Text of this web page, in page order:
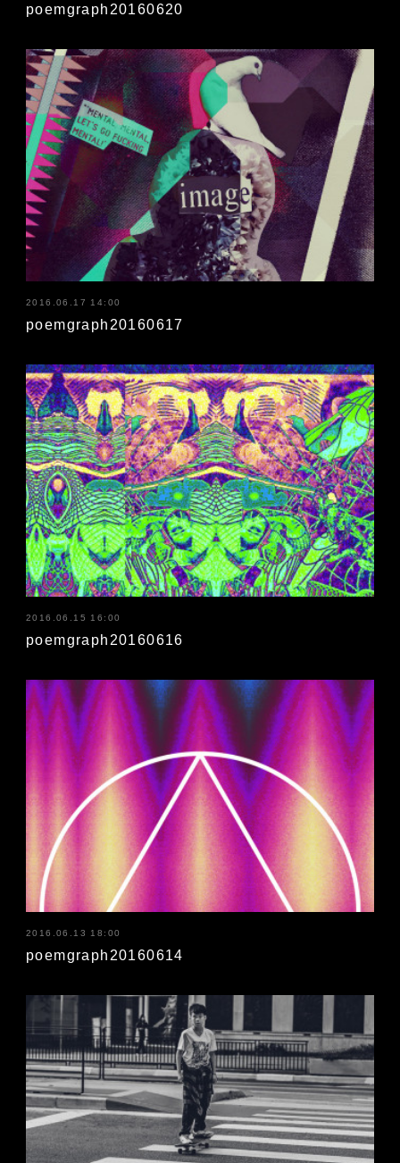
poemgraph20160620
2016.06.17 14:00
poemgraph20160617
2016.06.15 16:00
poemgraph20160616
2016.06.13 18:00
poemgraph20160614